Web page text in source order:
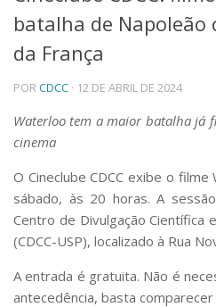
Telefones e Mapas
Pessoas
Ensino
Graduação
Educação a distância
Cursos de Extensão
Pesquisa e Inovação
Linhas de Pesquisa
Centros, Núcleos e Projetos
Pós-doutorado
Iniciação Científica
Transferência de Tecnologia
Empresas Juniores
batalha de Napoleão
da França
PORCDCC · 12 DE ABRIL DE 2024
Waterloo tem a maior batalha já
cinema
O Cineclube CDCC exibe o
sábado, às 20 horas. A
Centro de Divulgação Científica
(CDCC-USP), localizado à Rua
A entrada é gratuita. Não é
antecedência, basta comparecer